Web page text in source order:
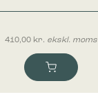
410,00 kr. ekskl. moms